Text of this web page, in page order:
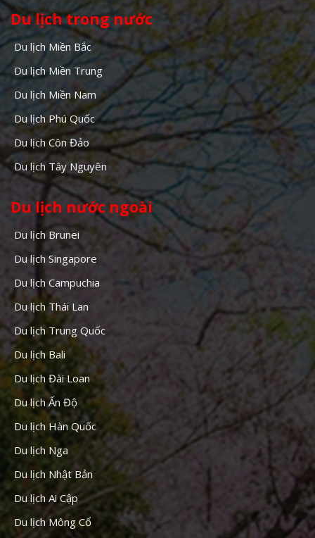
Du lịch trong nước
Du lịch Miền Bắc
Du lịch Miền Trung
Du lịch Miền Nam
Du lịch Phú Quốc
Du lịch Côn Đảo
Du lịch Tây Nguyên
Du lịch nước ngoài
Du lịch Brunei
Du lịch Singapore
Du lịch Campuchia
Du lịch Thái Lan
Du lịch Trung Quốc
Du lịch Bali
Du lịch Đài Loan
Du lịch Ấn Độ
Du lịch Hàn Quốc
Du lịch Nga
Du lịch Nhật Bản
Du lịch Ai Cập
Du lịch Mông Cổ